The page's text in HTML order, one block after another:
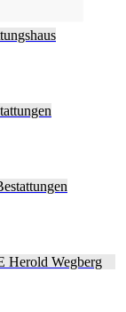
Herold Wegberg